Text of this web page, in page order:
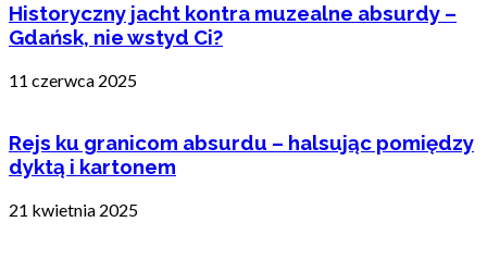
Historyczny jacht kontra muzealne absurdy –
Gdańsk, nie wstyd Ci?
11 czerwca 2025
Rejs ku granicom absurdu – halsując pomiędzy
dyktą i kartonem
21 kwietnia 2025